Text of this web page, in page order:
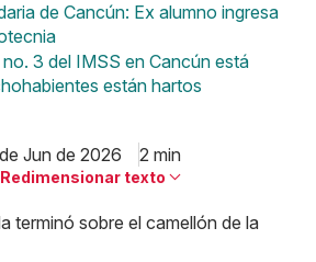
de Cancún: Ex alumno ingresa
3 del IMSS en Cancún está
están hartos
Jun de 2026 2 min
Redimensionar texto